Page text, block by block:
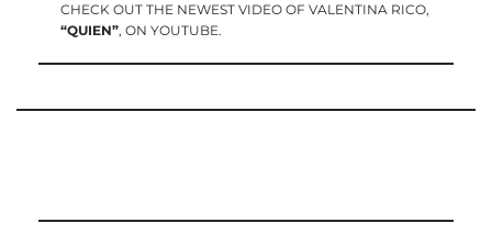
CHECK OUT THE NEWEST VIDEO OF VALENTINA RICO,
“QUIEN”, ON YOUTUBE.